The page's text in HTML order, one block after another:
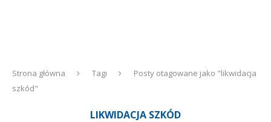
Strona główna Tagi
Posty otagowane jako "likwidacja
szkód"
LIKWIDACJA SZKÓD